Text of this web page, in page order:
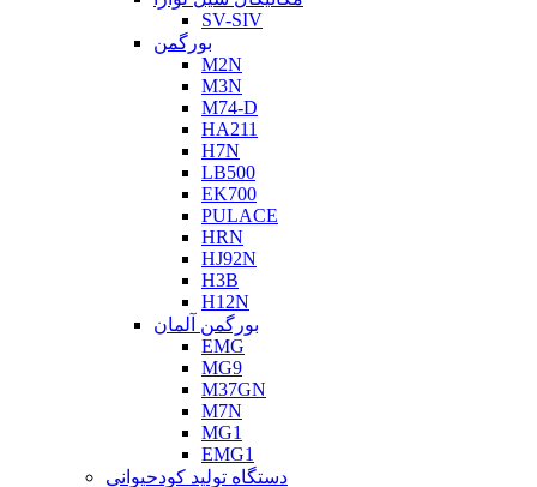
SV-SIV
بورگمن
M2N
M3N
M74-D
HA211
H7N
LB500
EK700
PULACE
HRN
HJ92N
H3B
H12N
بورگمن آلمان
EMG
MG9
M37GN
M7N
MG1
EMG1
دستگاه تولید کودحیوانی